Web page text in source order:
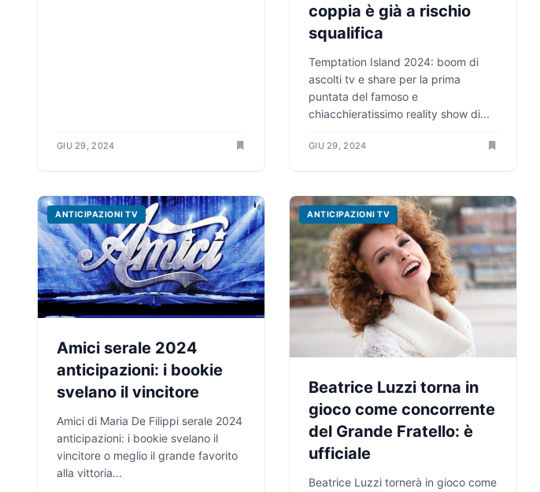
GIU 29, 2024
coppia è già a rischio
squalifica
Temptation Island 2024: boom di
ascolti tv e share per la prima
puntata del famoso e
chiacchieratissimo reality show di...
GIU 29, 2024
ANTICIPAZIONI TV
Amici serale 2024
anticipazioni: i bookie
svelano il vincitore
Amici di Maria De Filippi serale 2024
anticipazioni: i bookie svelano il
vincitore o meglio il grande favorito
alla vittoria...
ANTICIPAZIONI TV
Beatrice Luzzi torna in
gioco come concorrente
del Grande Fratello: è
ufficiale
Beatrice Luzzi tornerà in gioco come